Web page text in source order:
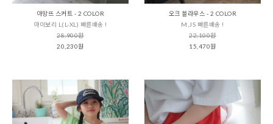
아망뜨 스커트 - 2 COLOR
아이보리 L(L-XL) 빠른배송 !
28,900원
20,230원
오크 블라우스 - 2 COLOR
M,JS 빠른배송 !
22,100원
15,470원